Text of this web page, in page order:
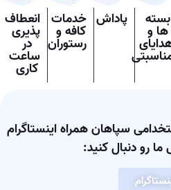
بسته
ها و
پاداش خدمات
کافه و
رستوران
انعطاف
پذیری
در
ساعت
کاری
سپاهان همراه اینستاگرام
رو دنبال کنید: